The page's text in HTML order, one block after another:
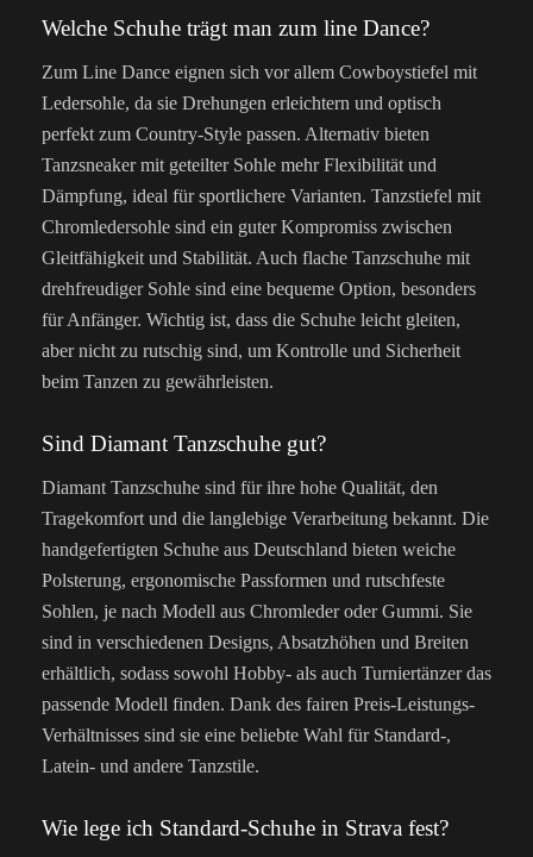
Welche Schuhe trägt man zum line Dance?
Zum Line Dance eignen sich vor allem Cowboystiefel mit
Ledersohle, da sie Drehungen erleichtern und optisch
perfekt zum Country-Style passen. Alternativ bieten
Tanzsneaker mit geteilter Sohle mehr Flexibilität und
Dämpfung, ideal für sportlichere Varianten. Tanzstiefel mit
Chromledersohle sind ein guter Kompromiss zwischen
Gleitfähigkeit und Stabilität. Auch flache Tanzschuhe mit
drehfreudiger Sohle sind eine bequeme Option, besonders
für Anfänger. Wichtig ist, dass die Schuhe leicht gleiten,
aber nicht zu rutschig sind, um Kontrolle und Sicherheit
beim Tanzen zu gewährleisten.
Sind Diamant Tanzschuhe gut?
Diamant Tanzschuhe sind für ihre hohe Qualität, den
Tragekomfort und die langlebige Verarbeitung bekannt. Die
handgefertigten Schuhe aus Deutschland bieten weiche
Polsterung, ergonomische Passformen und rutschfeste
Sohlen, je nach Modell aus Chromleder oder Gummi. Sie
sind in verschiedenen Designs, Absatzhöhen und Breiten
erhältlich, sodass sowohl Hobby- als auch Turniertänzer das
passende Modell finden. Dank des fairen Preis-Leistungs-
Verhältnisses sind sie eine beliebte Wahl für Standard-,
Latein- und andere Tanzstile.
Wie lege ich Standard-Schuhe in Strava fest?